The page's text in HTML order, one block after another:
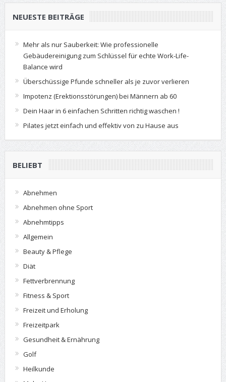
NEUESTE BEITRÄGE
Mehr als nur Sauberkeit: Wie professionelle
Gebäudereinigung zum Schlüssel für echte Work-Life-
Balance wird
Überschüssige Pfunde schneller als je zuvor verlieren
Impotenz (Erektionsstörungen) bei Männern ab 60
Dein Haar in 6 einfachen Schritten richtig waschen !
Pilates jetzt einfach und effektiv von zu Hause aus
BELIEBT
Abnehmen
Abnehmen ohne Sport
Abnehmtipps
Allgemein
Beauty & Pflege
Diät
Fettverbrennung
Fitness & Sport
Freizeit und Erholung
Freizeitpark
Gesundheit & Ernährung
Golf
Heilkunde